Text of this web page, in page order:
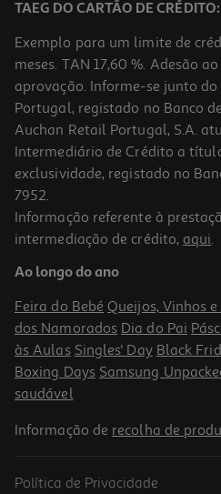
Taça Reutilizável Actuel Em Plástico
1.49 €/un
1,49 €
TAEG DO CARTÃO DE
Exemplo para um limite de
meses. TAN 17,60 %. Adesão
aprovação. Informe-se junto
Portugal, registado no Banco
Auchan Retail Portugal, S.A.
Intermediário de Crédito a
exclusividade, registado no
7952.
Informação referente à
intermediação de crédito, aqui.
Ao longo do ano
Feira do Bebé Queijos, Vinhos
dos Namorados Dia do Pai
às Aulas Singles' Day Black
Boxing Days Samsung
saudável
Informação de recolha de
Política de Privacidade